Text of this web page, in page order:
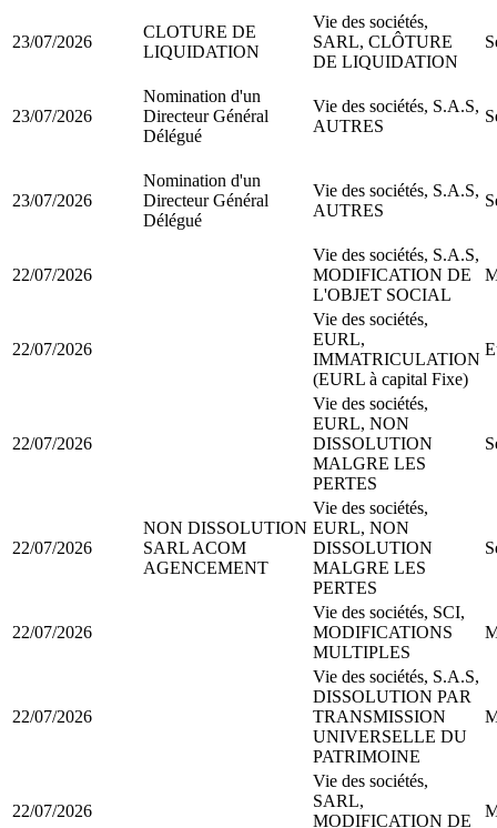
23/07/2026
CLOTURE DE
LIQUIDATION
Vie des sociétés,
SARL, CLÔTURE
DE LIQUIDATION
23/07/2026
Nomination d'un
Directeur Général
Délégué
Vie des sociétés, S.A.S,
AUTRES
23/07/2026
Nomination d'un
Directeur Général
Délégué
Vie des sociétés, S.A.S,
AUTRES
22/07/2026
Vie des sociétés, S.A.S,
MODIFICATION DE
L'OBJET SOCIAL
22/07/2026
Vie des sociétés,
EURL,
IMMATRICULATION
(EURL à capital Fixe)
22/07/2026
Vie des sociétés,
EURL, NON
DISSOLUTION
MALGRE LES
PERTES
22/07/2026
NON DISSOLUTION
SARL ACOM
AGENCEMENT
Vie des sociétés,
EURL, NON
DISSOLUTION
MALGRE LES
PERTES
22/07/2026
Vie des sociétés, SCI,
MODIFICATIONS
MULTIPLES
22/07/2026
Vie des sociétés, S.A.S,
DISSOLUTION PAR
TRANSMISSION
UNIVERSELLE DU
PATRIMOINE
22/07/2026
Vie des sociétés,
SARL,
MODIFICATION DE